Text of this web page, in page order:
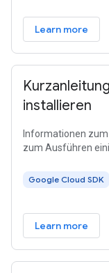
Learn more
installieren
Informationen zum
zum Ausführen
Google Cloud SDK
Learn more